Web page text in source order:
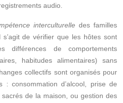
audio.
interculturelle des familles
s’agit de vérifier que les hôtes sont
différences de comportements
habitudes alimentaires) sans
collectifs sont organisés pour
: consommation d’alcool, prise de
de la maison, ou gestion des